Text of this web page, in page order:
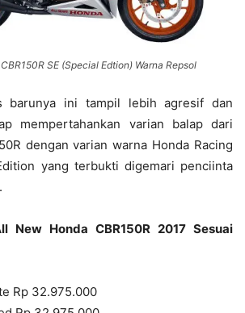
SE (Special Edtion) Warna Repsol
barunya ini tampil lebih agresif dan
mempertahankan varian balap dari
dengan varian warna Honda Racing
yang terbukti digemari penciinta
New Honda CBR150R 2017 Sesuai
Rp 32.975.000